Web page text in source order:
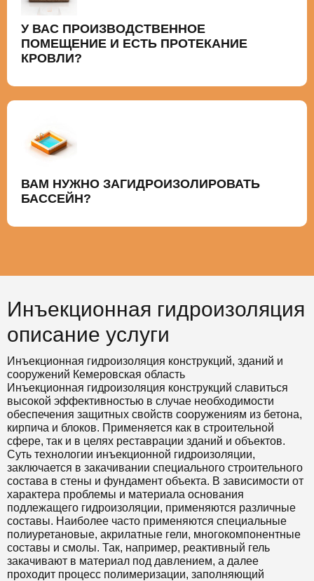
У ВАС ПРОИЗВОДСТВЕННОЕ
ПОМЕЩЕНИЕ И ЕСТЬ ПРОТЕКАНИЕ
КРОВЛИ?
ВАМ НУЖНО ЗАГИДРОИЗОЛИРОВАТЬ
БАССЕЙН?
Инъекционная гидроизоляция
описание услуги
Инъекционная гидроизоляция конструкций, зданий и
сооружений Кемеровская область
Инъекционная гидроизоляция конструкций славиться
высокой эффективностью в случае необходимости
обеспечения защитных свойств сооружениям из бетона,
кирпича и блоков. Применяется как в строительной
сфере, так и в целях реставрации зданий и объектов.
Суть технологии инъекционной гидроизоляции,
заключается в закачивании специального строительного
состава в стены и фундамент объекта. В зависимости от
характера проблемы и материала основания
подлежащего гидроизоляции, применяются различные
составы. Наиболее часто применяются специальные
полиуретановые, акрилатные гели, многокомпонентные
составы и смолы. Так, например, реактивный гель
закачивают в материал под давлением, а далее
проходит процесс полимеризации, заполняющий